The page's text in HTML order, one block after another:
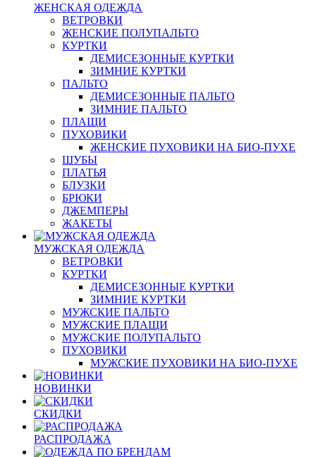
ЖЕНСКАЯ ОДЕЖДА
ВЕТРОВКИ
ЖЕНСКИЕ ПОЛУПАЛЬТО
КУРТКИ
ДЕМИСЕЗОННЫЕ КУРТКИ
ЗИМНИЕ КУРТКИ
ПАЛЬТО
ДЕМИСЕЗОННЫЕ ПАЛЬТО
ЗИМНИЕ ПАЛЬТО
ПЛАЩИ
ПУХОВИКИ
ЖЕНСКИЕ ПУХОВИКИ НА БИО-ПУХЕ
ШУБЫ
ПЛАТЬЯ
БЛУЗКИ
БРЮКИ
ДЖЕМПЕРЫ
ЖАКЕТЫ
МУЖСКАЯ ОДЕЖДА
ВЕТРОВКИ
КУРТКИ
ДЕМИСЕЗОННЫЕ КУРТКИ
ЗИМНИЕ КУРТКИ
МУЖСКИЕ ПАЛЬТО
МУЖСКИЕ ПЛАЩИ
МУЖСКИЕ ПОЛУПАЛЬТО
ПУХОВИКИ
МУЖСКИЕ ПУХОВИКИ НА БИО-ПУХЕ
НОВИНКИ
СКИДКИ
РАСПРОДАЖА